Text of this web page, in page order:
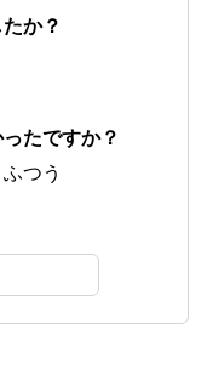
か？
たですか？
つう